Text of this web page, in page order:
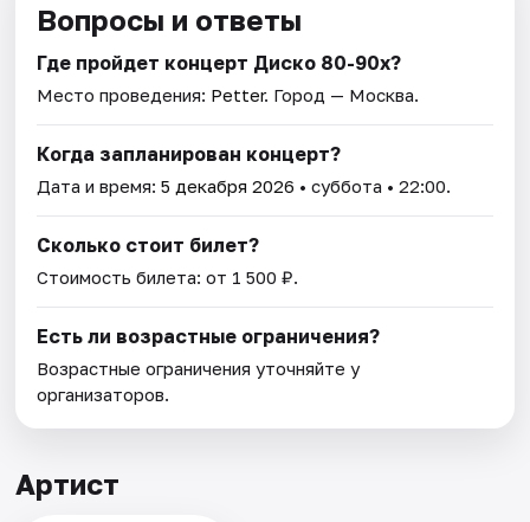
Вопросы и ответы
Где пройдет концерт Диско 80-90х?
Место проведения: Petter. Город — Москва.
Когда запланирован концерт?
Дата и время:5 декабря 2026 • суббота • 22:00.
Сколько стоит билет?
Стоимость билета: от 1 500 ₽.
Есть ли возрастные ограничения?
Возрастные ограничения уточняйте у
организаторов.
Артист